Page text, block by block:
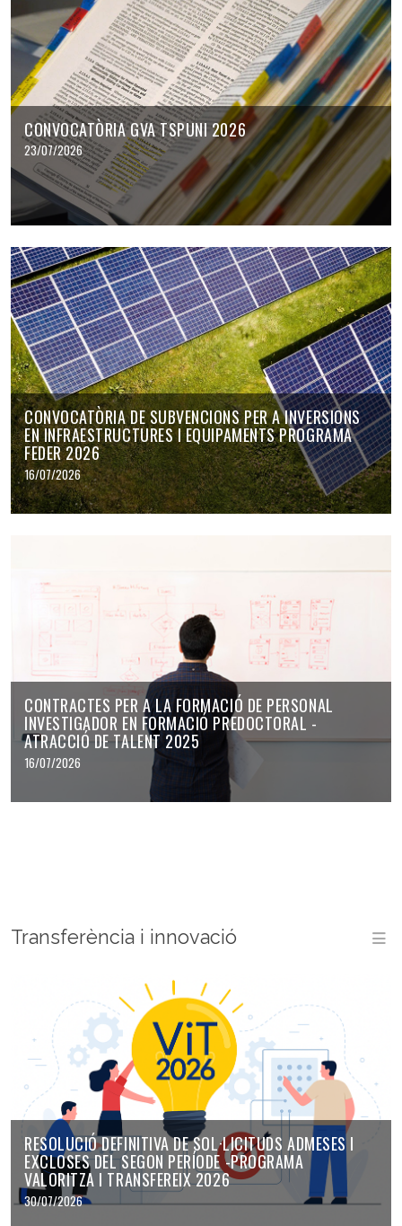
CONVOCATÒRIA GVA TSPUNI 2026
23/07/2026
CONVOCATÒRIA DE SUBVENCIONS PER A INVERSIONS
EN INFRAESTRUCTURES I EQUIPAMENTS PROGRAMA
FEDER 2026
16/07/2026
CONTRACTES PER A LA FORMACIÓ DE PERSONAL
INVESTIGADOR EN FORMACIÓ PREDOCTORAL -
ATRACCIÓ DE TALENT 2025
16/07/2026
Transferència i innovació
RESOLUCIÓ DEFINITIVA DE SOL·LICITUDS ADMESES I
EXCLOSES DEL SEGON PERÍODE -PROGRAMA
VALORITZA I TRANSFEREIX 2026
30/07/2026